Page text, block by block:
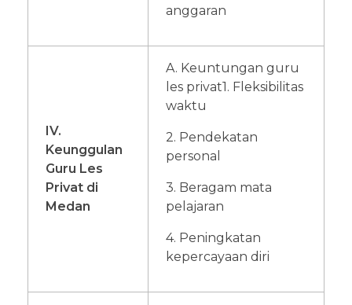
anggaran
IV.
Keunggulan
Guru Les
Privat di
Medan
A. Keuntungan guru
les privat1. Fleksibilitas
waktu
2. Pendekatan
personal
3. Beragam mata
pelajaran
4. Peningkatan
kepercayaan diri